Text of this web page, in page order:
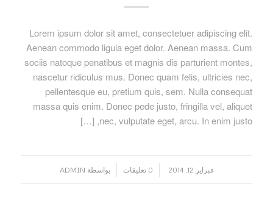
Lorem ipsum dolor sit amet, consectetuer adipiscing elit.
Aenean commodo ligula eget dolor. Aenean massa. Cum
sociis natoque penatibus et magnis dis parturient montes,
nascetur ridiculus mus. Donec quam felis, ultricies nec,
pellentesque eu, pretium quis, sem. Nulla consequat
massa quis enim. Donec pede justo, fringilla vel, aliquet
nec, vulputate eget, arcu. In enim justo, […]
فبراير 12, 2014
/ 0 تعليقات بواسطة ADMIN